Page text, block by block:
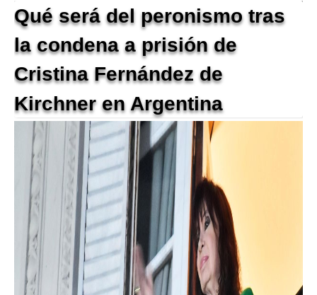
Qué será del peronismo tras
la condena a prisión de
Cristina Fernández de
Kirchner en Argentina